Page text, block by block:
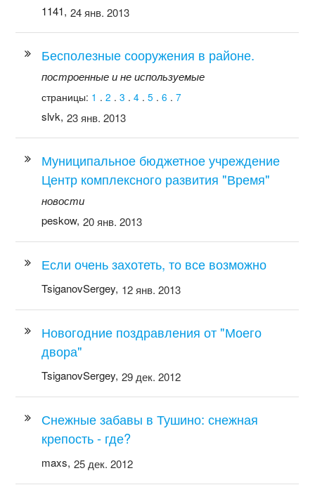
1141, 24 янв. 2013
Бесполезные сооружения в районе.
построенные и не используемые
страницы: 1 .2 .3 .4 .5 .6 .7
slvk, 23 янв. 2013
Муниципальное бюджетное учреждение
Центр комплексного развития "Время"
новости
peskow, 20 янв. 2013
Если очень захотеть, то все возможно
TsiganovSergey, 12 янв. 2013
Новогодние поздравления от "Моего
двора"
TsiganovSergey, 29 дек. 2012
Снежные забавы в Тушино: снежная
крепость - где?
maxs, 25 дек. 2012